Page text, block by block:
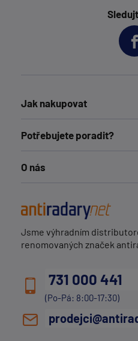
Jak nakupovat
Potřebujete poradit?
O nás
Jsme výhradním
renomovaných značek
731 000 441
(Po-Pá: 8:00-17:30)